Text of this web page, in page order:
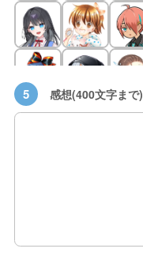
5 感想(400文字まで)